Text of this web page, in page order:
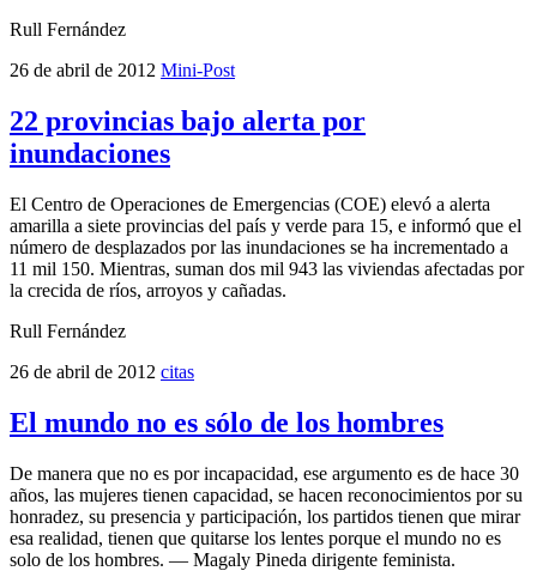
Rull Fernández
26 de abril de 2012 Mini-Post
22 provincias bajo alerta por
inundaciones
El Centro de Operaciones de Emergencias (COE) elevó a alerta
amarilla a siete provincias del país y verde para 15, e informó que el
número de desplazados por las inundaciones se ha incrementado a
11 mil 150. Mientras, suman dos mil 943 las viviendas afectadas por
la crecida de ríos, arroyos y cañadas.
Rull Fernández
26 de abril de 2012 citas
El mundo no es sólo de los hombres
De manera que no es por incapacidad, ese argumento es de hace 30
años, las mujeres tienen capacidad, se hacen reconocimientos por su
honradez, su presencia y participación, los partidos tienen que mirar
esa realidad, tienen que quitarse los lentes porque el mundo no es
solo de los hombres. — Magaly Pineda dirigente feminista.